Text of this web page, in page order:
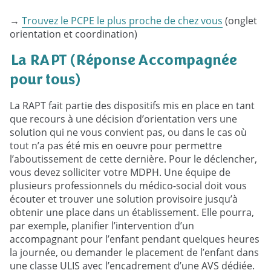
→ Trouvez le PCPE le plus proche de chez vous (onglet
orientation et coordination)
La RAPT (Réponse Accompagnée
pour tous)
La RAPT fait partie des dispositifs mis en place en tant
que recours à une décision d’orientation vers une
solution qui ne vous convient pas, ou dans le cas où
tout n’a pas été mis en oeuvre pour permettre
l’aboutissement de cette dernière. Pour le déclencher,
vous devez solliciter votre MDPH. Une équipe de
plusieurs professionnels du médico-social doit vous
écouter et trouver une solution provisoire jusqu’à
obtenir une place dans un établissement. Elle pourra,
par exemple, planifier l’intervention d’un
accompagnant pour l’enfant pendant quelques heures
la journée, ou demander le placement de l’enfant dans
une classe ULIS avec l’encadrement d’une AVS dédiée.